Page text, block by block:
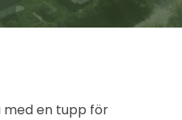
med en tupp för